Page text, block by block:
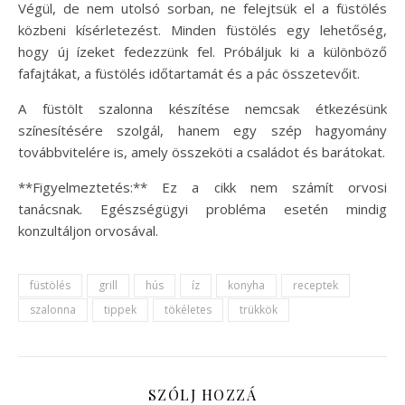
Végül, de nem utolsó sorban, ne felejtsük el a füstölés
közbeni kísérletezést. Minden füstölés egy lehetőség,
hogy új ízeket fedezzünk fel. Próbáljuk ki a különböző
fafajtákat, a füstölés időtartamát és a pác összetevőit.
A füstölt szalonna készítése nemcsak étkezésünk
színesítésére szolgál, hanem egy szép hagyomány
továbbvitelére is, amely összeköti a családot és barátokat.
**Figyelmeztetés:** Ez a cikk nem számít orvosi
tanácsnak. Egészségügyi probléma esetén mindig
konzultáljon orvosával.
füstölés grill hús íz konyha
receptek
szalonna
tippek tökéletes trükkök
SZÓLJ HOZZÁ